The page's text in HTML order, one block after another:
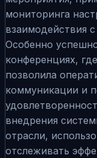
мониторинга
взаимодействия
Особенно
конференциях,
позволила
коммуникации и
внедрения
отрасли,
отслеживать